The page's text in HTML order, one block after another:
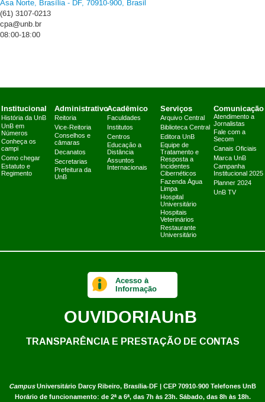
Asa Norte, Brasília - DF, 70910-900, Brasil
(61) 3107-0213
cpa@unb.br
08:00-18:00
Institucional
História da UnB
UnB em
Números
Conheça os
campi
Como chegar
Estatuto e
Regimento
Administrativo
Reitoria
Vice-Reitoria
Conselhos e
câmaras
Decanatos
Secretarias
Prefeitura da
UnB
Acadêmico
Faculdades
Institutos
Centros
Educação a
Distância
Assuntos
Internacionais
Serviços
Arquivo Central
Biblioteca Central
Editora UnB
Equipe de
Tratamento e
Resposta a
Incidentes
Cibernéticos
Fazenda Água
Limpa
Hospital
Universitário
Hospitais
Veterinários
Restaurante
Universitário
Comunicação
Atendimento a
Jornalistas
Fale com a
Secom
Canais Oficiais
Marca UnB
Campanha
Institucional 2025
Planner 2024
UnB TV
CampusUniversitário Darcy Ribeiro, Brasília-DF | CEP 70910-900 Telefones UnB
Horário de funcionamento: de 2ª a 6ª, das 7h às 23h. Sábado, das 8h às 18h.
Acesso à
Informação
OUVIDORIAUnB
TRANSPARÊNCIA E PRESTAÇÃO DE CONTAS